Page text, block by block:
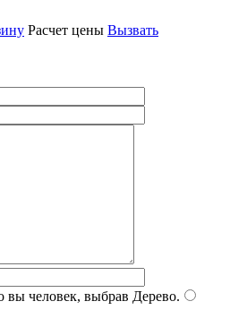
Расчет цены Вызвать
вы человек, выбрав Дерево.